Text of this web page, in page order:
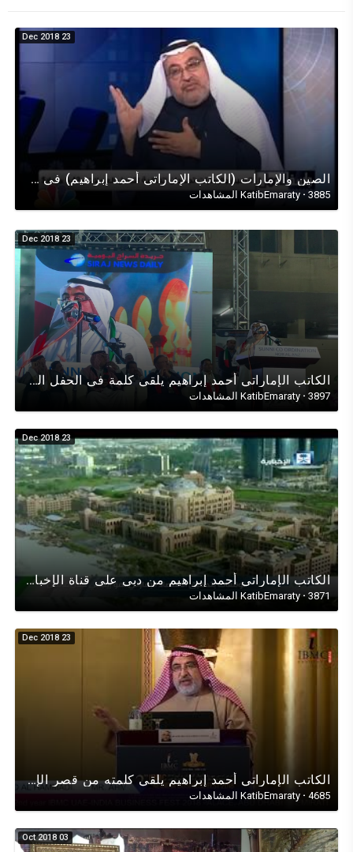
23 Dec 2018
الصين واﻹمارات (الكاتب اﻹماراتي أحمد إبراهيم) في حوار تلفزيوني على قناة (CNBCعربية)عن الصين واﻹمارات
KatibEmaraty · 3885 المشاهدات
23 Dec 2018
الكاتب الإماراتي أحمد إبراهيم يلقي كلمة في الحفل السنوي عن اليوم الوطني الإماراتي47/ نوفمبر 2018
KatibEmaraty · 3897 المشاهدات
23 Dec 2018
الكاتب الإماراتي أحمد إبراهيم من دبي على قناة الإخبارية السعودية في حوار عن النمو الإقتصادي للإمارات
KatibEmaraty· 3871 المشاهدات
23 Dec 2018
الكاتب الإماراتي أحمد إبراهيم يلقي كلمته من قصر الإمارات أبوظبي عن آلية البورصات والإقتصاد الإسلامي
KatibEmaraty · 4685 المشاهدات
03 Oct 2018